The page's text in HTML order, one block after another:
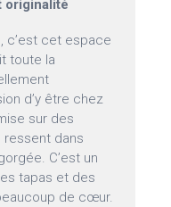
originalité
c’est cet espace
toute la
d’y être chez
sur des
ressent dans
C’est un
tapas et des
de cœur.